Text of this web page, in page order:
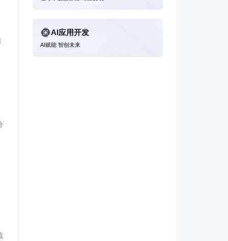
AI应用开发
AI赋能 智创未来